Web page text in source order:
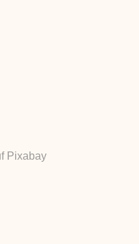
Pixabay